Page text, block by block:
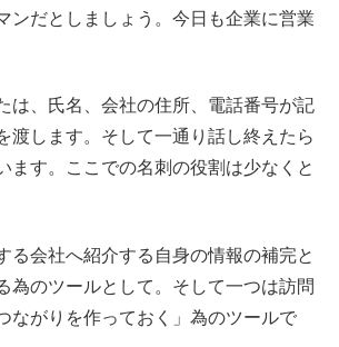
ンだとしましょう。今日も企業に営業
は、氏名、会社の住所、電話番号が記
渡します。そして一通り話し終えたら
ます。ここでの名刺の役割は少なくと
る会社へ紹介する自身の情報の補完と
為のツールとして。そして一つは訪問
ながりを作っておく」為のツールで